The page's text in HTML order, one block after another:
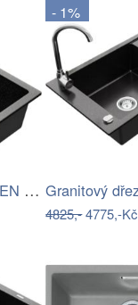
Granitový dřez MEXEN MILO s kuchyňskou…
- 1%
4825,-4775,-Kč